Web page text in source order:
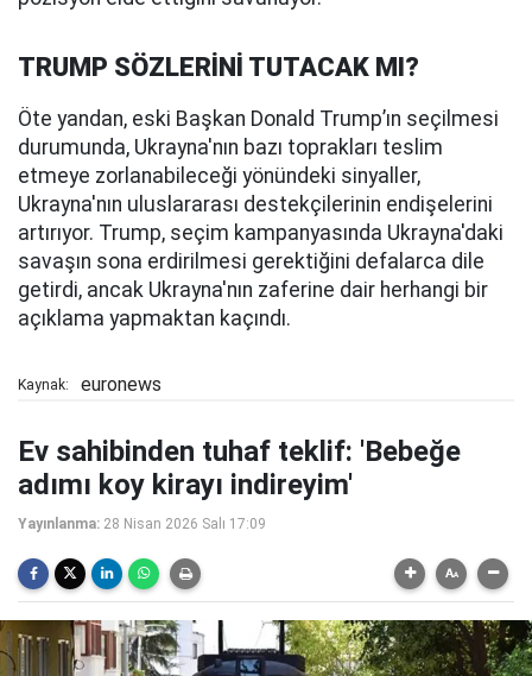
TRUMP SÖZLERİNİ TUTACAK MI?
Öte yandan, eski Başkan Donald Trump’ın seçilmesi
durumunda, Ukrayna'nın bazı toprakları teslim
etmeye zorlanabileceği yönündeki sinyaller,
Ukrayna'nın uluslararası destekçilerinin endişelerini
artırıyor. Trump, seçim kampanyasında Ukrayna'daki
savaşın sona erdirilmesi gerektiğini defalarca dile
getirdi, ancak Ukrayna'nın zaferine dair herhangi bir
açıklama yapmaktan kaçındı.
Kaynak: euronews
Ev sahibinden tuhaf teklif: 'Bebeğe
adımı koy kirayı indireyim'
Yayınlanma: 28 Nisan 2026 Salı 17:09